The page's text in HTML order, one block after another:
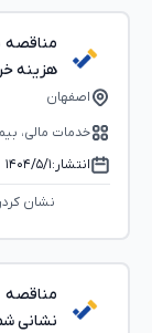
مناقصه
هزینه
اصفهان
خدمات مالی،
انتشار:۱۴۰۴/۵/۱
نشان
مناقصه
نشانی شماره 2